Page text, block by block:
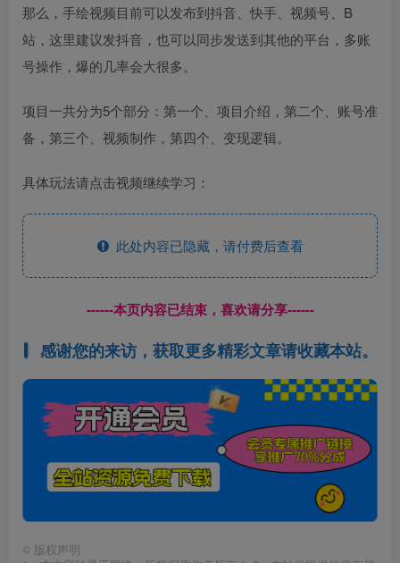
那么，手绘视频目前可以发布到抖音、快手、视频号、B
站，这里建议发抖音，也可以同步发送到其他的平台，多账
号操作，爆的几率会大很多。
项目一共分为5个部分：第一个、项目介绍，第二个、账号准
备，第三个、视频制作，第四个、变现逻辑。
具体玩法请点击视频继续学习：
此处内容已隐藏，请付费后查看
------本页内容已结束，喜欢请分享------
感谢您的来访，获取更多精彩文章请收藏本站。
© 版权声明